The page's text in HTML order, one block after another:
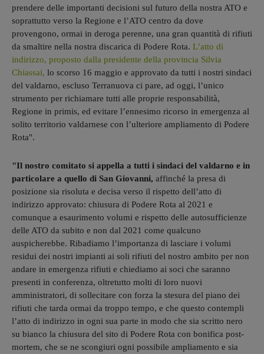
prendere delle importanti decisioni sul futuro della nostra ATO e
soprattutto verso la Regione e l’ATO centro da dove
provengono, ormai in deroga perenne, una gran quantità di rifiuti
da smaltire nella nostra discarica di Podere Rota. L’atto di
indirizzo, proposto dalla presidente della provincia Silvia
Chiassai, lo scorso 16 maggio e approvato da tutti i nostri sindaci
del valdarno, escluso Terranuova ci pare, ad oggi, l’unico
strumento per richiamare tutti alle proprie responsabilità,
Regione in primis, ed evitare l’ennesimo ricorso in emergenza al
solito territorio valdarnese con l’ulteriore ampliamento di Podere
Rota".
"Il nostro comitato si appella a tutti i sindaci del valdarno e in
particolare a quello di San Giovanni, affinché la presa di
posizione sia risoluta e decisa verso il rispetto dell’atto di
indirizzo approvato: chiusura di Podere Rota al 2021 e
comunque a esaurimento volumi e rispetto delle autosufficienze
delle ATO da subito e non dal 2021 come qualcuno
auspicherebbe. Ribadiamo l’importanza di lasciare i volumi
residui dei nostri impianti ai soli rifiuti del nostro ambito per non
andare in emergenza rifiuti e chiediamo ai soci che saranno
presenti in conferenza, oltretutto molti di loro nuovi
amministratori, di sollecitare con forza la stesura del piano dei
rifiuti che tarda ormai da troppo tempo, e che questo contempli
l’atto di indirizzo in ogni sua parte in modo che sia scritto nero
su bianco la chiusura del sito di Podere Rota con bonifica post-
mortem, che se ne scongiuri ogni possibile ampliamento e sia